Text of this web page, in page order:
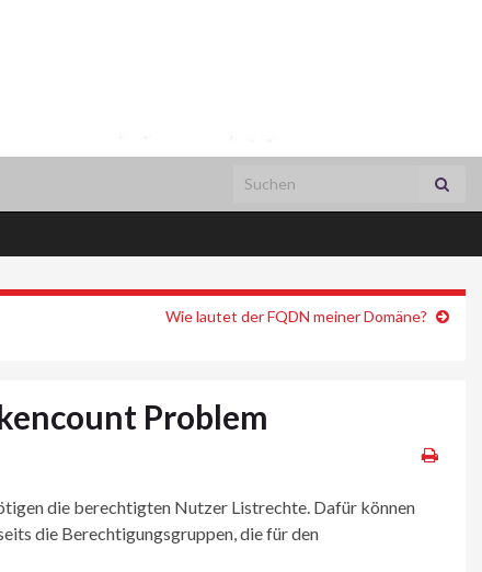
Search for:
Wie lautet der FQDN meiner Domäne?
Problem
die berechtigten Nutzer Listrechte. Dafür können
die Berechtigungsgruppen, die für den